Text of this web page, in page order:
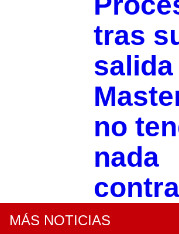
tras
salida
no
nada
MÁS NOTICIAS